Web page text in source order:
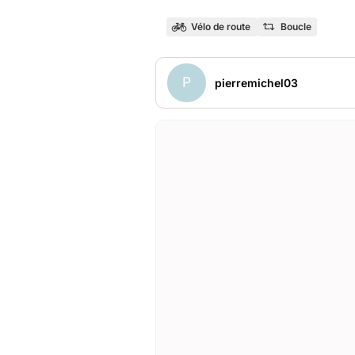
Vélo de route Boucle
P pierremichel03